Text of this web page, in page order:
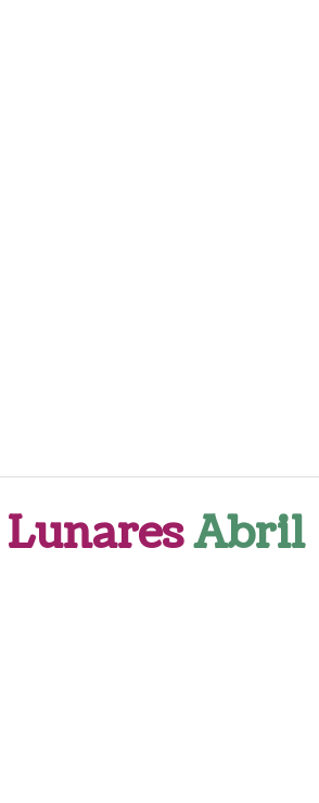
LunaresAbril